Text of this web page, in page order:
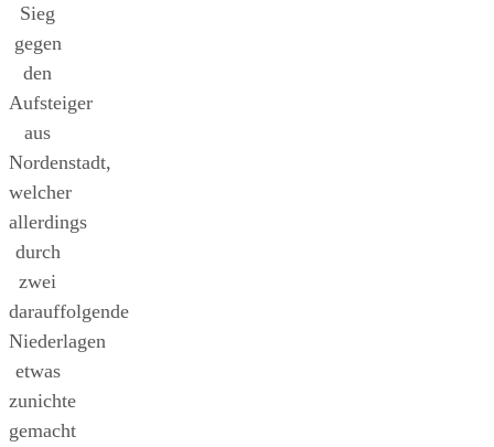
Sieg
gegen
den
Aufsteiger
aus
Nordenstadt,
welcher
allerdings
durch
zwei
darauffolgende
Niederlagen
etwas
zunichte
gemacht